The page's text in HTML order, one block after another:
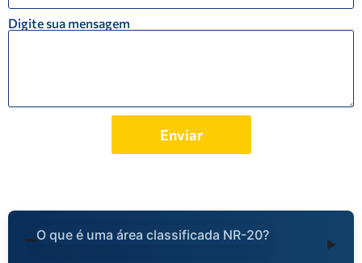
Digite sua mensagem
Enviar
O que é uma área classificada NR-20?